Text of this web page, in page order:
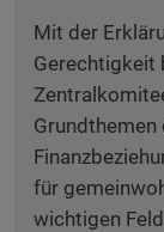
Mit der
Gerechtigkeit
für
wichtigen